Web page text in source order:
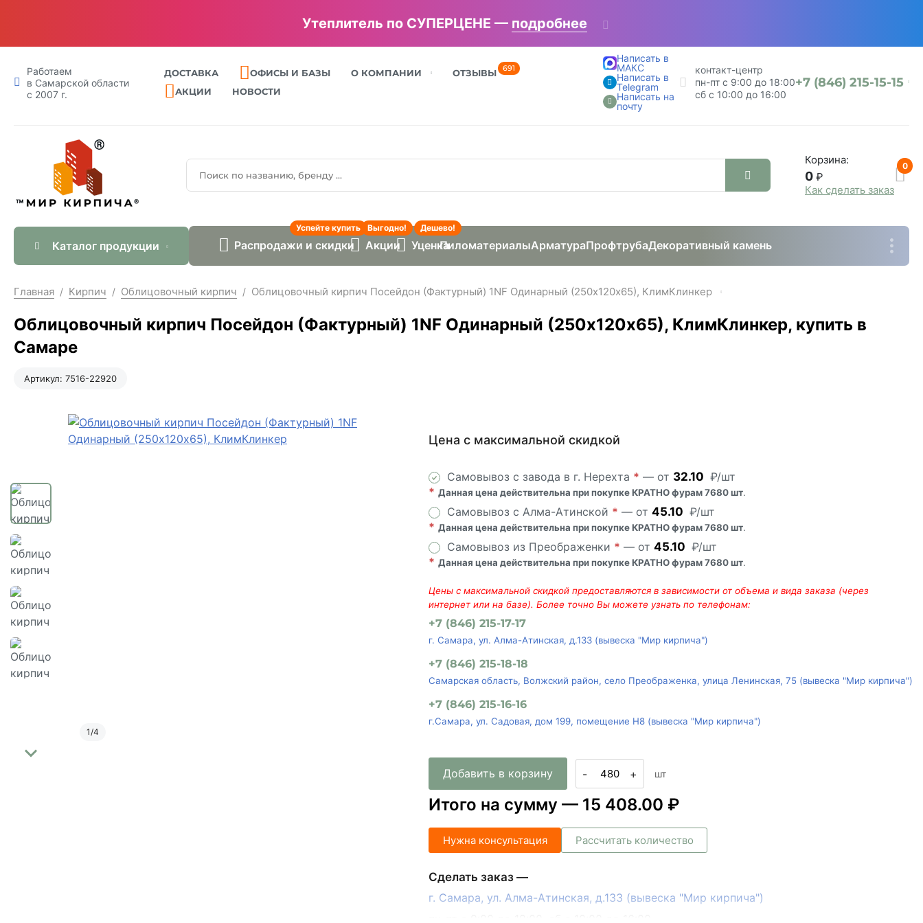
Профлист (профнастил) - ВЫГОДНАЯ ЦЕНА! —подробнее
Работаем
в Самарской области
с 2007 г.
ДОСТАВКА ОФИСЫ И БАЗЫ О КОМПАНИИ ОТЗЫВЫ 691
АКЦИИ НОВОСТИ
Написать в
МАКС
Написать в
Telegram
Написать на
почту
контакт-центр
пн-пт с 9:00 до 18:00
сб с 10:00 до 16:00
+7 (846) 215-15-15
Корзина:
0 ₽
Как сделать заказ
0
Каталог продукции Распродажи и скидки
Успейте купить
Акции
Выгодно!
Уценка
Дешево!
ПиломатериалыАрматураПрофтрубаДекоративный камень
Главная / Кирпич / Облицовочный кирпич / Облицовочный кирпич Посейдон (Фактурный) 1NF Одинарный (250х120х65), КлимКлинкер
Облицовочный кирпич Посейдон (Фактурный) 1NF Одинарный (250х120х65), КлимКлинкер, купить в
Самаре
Артикул: 7516-22920
1/4
Цена с максимальной скидкой
Самовывоз с завода в г. Нерехта * — от 32.10 ₽/шт
* Данная цена действительна при покупке КРАТНО фурам 7680 шт.
Самовывоз с Алма-Атинской * — от 45.10 ₽/шт
* Данная цена действительна при покупке КРАТНО фурам 7680 шт.
Самовывоз из Преображенки * — от 45.10 ₽/шт
* Данная цена действительна при покупке КРАТНО фурам 7680 шт.
Цены с максимальной скидкой предоставляются в зависимости от объема и вида заказа (через
интернет или на базе). Более точно Вы можете узнать по телефонам:
+7 (846) 215-17-17
г. Самара, ул. Алма-Атинская, д.133 (вывеска "Мир кирпича")
+7 (846) 215-18-18
Самарская область, Волжский район, село Преображенка, улица Ленинская, 75 (вывеска "Мир кирпича")
+7 (846) 215-16-16
г.Самара, ул. Садовая, дом 199, помещение Н8 (вывеска "Мир кирпича")
Добавить в корзину - + шт
Итого на сумму — 15 408.00 ₽
Нужна консультация Рассчитать количество
Сделать заказ —
г. Самара, ул. Алма-Атинская, д.133 (вывеска "Мир кирпича")